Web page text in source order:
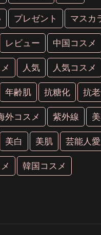
プレゼント マスカ
レビュー 中国コスメ
人気 人気コスメ
年齢肌 抗糖化 抗
外コスメ 紫外線
美白 美肌 芸能人
韓国コスメ